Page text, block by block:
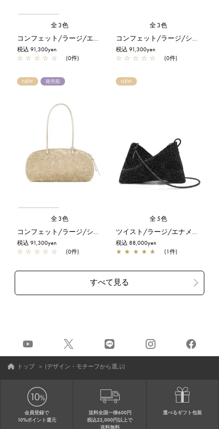
全3色
コンフェット/ラージ/エナメルブラック
税込 91,300yen
☆ ☆ ☆ ☆ ☆ (0件)
全3色
コンフェット/ラージ/シルバー
税込 91,300yen
☆ ☆ ☆ ☆ ☆ (0件)
NEW 発売前
全3色
コンフェット/ラージ/シルバーゴールド
税込 91,300yen
☆ ☆ ☆ ☆ ☆ (0件)
NEW
全5色
ツイスト/ラージ/エナメルブラック
税込 88,000yen
★ ★ ★ ★ ★ (1件)
トップ ＞ (デザイン・モチーフから選ぶ)
会員登録で
10%ポイント還元
送料全国一律600円
税込22,000円以上で
送料無料
選べるギフト包装